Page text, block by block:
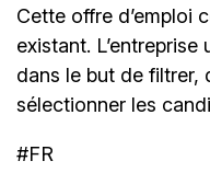
Cette offre d’emploi
existant.
dans le but de filtrer,
sélectionner les
#FR